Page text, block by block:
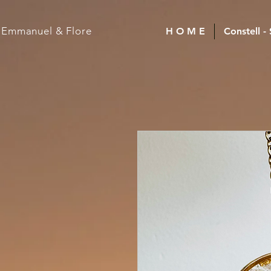
Emmanuel & Flore H O M E Constell -